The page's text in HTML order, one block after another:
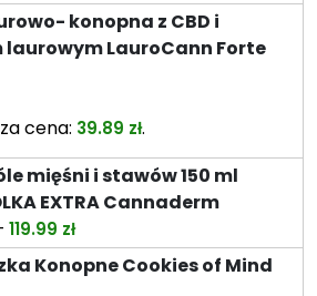
do
74.49 zł
konopna z CBD i
laurowym LauroCann Forte
zł.
cena: 39.89 zł.
mięśni i stawów 150 ml
EXTRA Cannaderm
119.99 złZakres
cen:
od
Konopne Cookies of Mind